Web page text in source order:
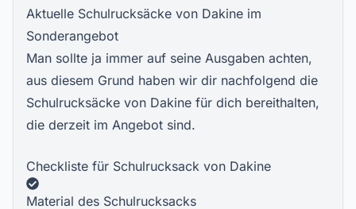
Aktuelle Schulrucksäcke von Dakine im
Sonderangebot
Man sollte ja immer auf seine Ausgaben achten,
aus diesem Grund haben wir dir nachfolgend die
Schulrucksäcke von Dakine für dich bereithalten,
die derzeit im Angebot sind.
Checkliste für Schulrucksack von Dakine
Material des Schulrucksacks